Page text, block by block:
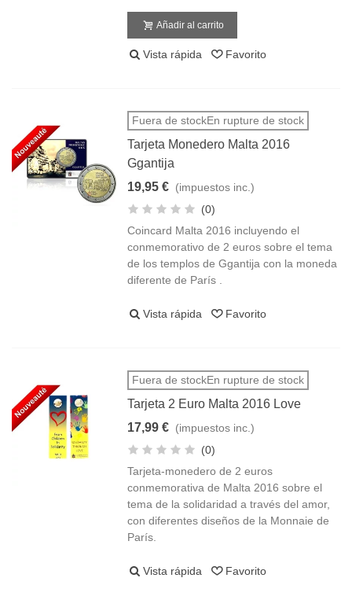
Añadir al carrito
Vista rápida Favorito
Fuera de stockEn rupture de stock
Tarjeta Monedero Malta 2016
Ggantija
19,95 € (impuestos inc.)
(0)
Coincard Malta 2016 incluyendo el
conmemorativo de 2 euros sobre el tema
de los templos de Ggantija con la moneda
diferente de París .
Vista rápida Favorito
Fuera de stockEn rupture de stock
Tarjeta 2 Euro Malta 2016 Love
17,99 € (impuestos inc.)
(0)
Tarjeta-monedero de 2 euros
conmemorativa de Malta 2016 sobre el
tema de la solidaridad a través del amor,
con diferentes diseños de la Monnaie de
París.
Vista rápida Favorito